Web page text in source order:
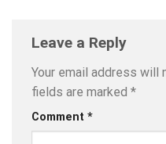
Leave a Reply
Your email address will
fields are marked *
Comment *